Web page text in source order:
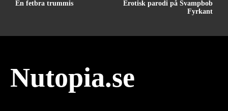
En fetbra trummis
Erotisk parodi på Svampbob
Fyrkant
Nutopia.se